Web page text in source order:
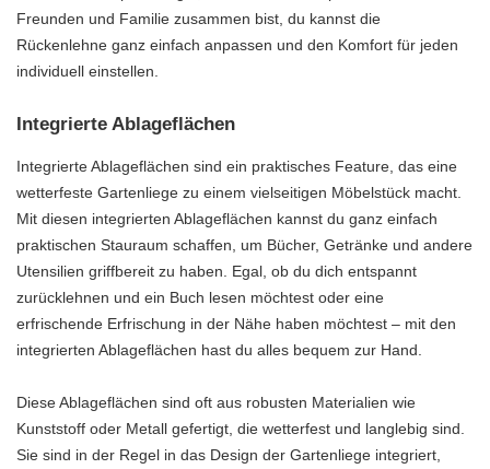
Freunden und Familie zusammen bist, du kannst die
Rückenlehne ganz einfach anpassen und den Komfort für jeden
individuell einstellen.
Integrierte Ablageflächen
Integrierte Ablageflächen sind ein praktisches Feature, das eine
wetterfeste Gartenliege zu einem vielseitigen Möbelstück macht.
Mit diesen integrierten Ablageflächen kannst du ganz einfach
praktischen Stauraum schaffen, um Bücher, Getränke und andere
Utensilien griffbereit zu haben. Egal, ob du dich entspannt
zurücklehnen und ein Buch lesen möchtest oder eine
erfrischende Erfrischung in der Nähe haben möchtest – mit den
integrierten Ablageflächen hast du alles bequem zur Hand.
Diese Ablageflächen sind oft aus robusten Materialien wie
Kunststoff oder Metall gefertigt, die wetterfest und langlebig sind.
Sie sind in der Regel in das Design der Gartenliege integriert,